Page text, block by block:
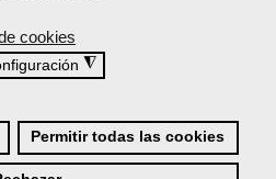
cookies
◮
Permitir todas las cookies
Femxa